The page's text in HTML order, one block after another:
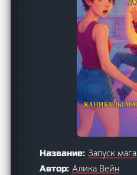
Название:Запуск мага
Автор:Алика Вейн